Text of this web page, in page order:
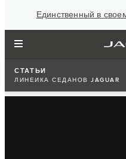
Единственный в
СТАТЬИ
ЛИНЕЙКА СЕДАНОВ JAGUAR